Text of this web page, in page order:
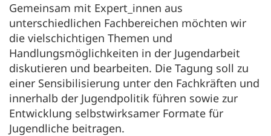
Gemeinsam mit Expert_innen aus
unterschiedlichen Fachbereichen möchten wir
die vielschichtigen Themen und
Handlungsmöglichkeiten in der Jugendarbeit
diskutieren und bearbeiten. Die Tagung soll zu
einer Sensibilisierung unter den Fachkräften und
innerhalb der Jugendpolitik führen sowie zur
Entwicklung selbstwirksamer Formate für
Jugendliche beitragen.